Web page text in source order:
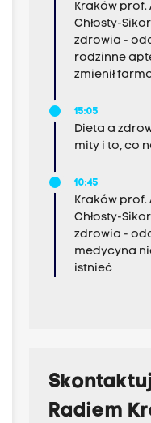
Kraków prof.
Chłosty-
zdrowia -
rodzinne
zmienił
15:05
Dieta a
mity i to, co
10:45
Kraków prof.
Chłosty-
zdrowia -
medycyna
istnieć
Radiem